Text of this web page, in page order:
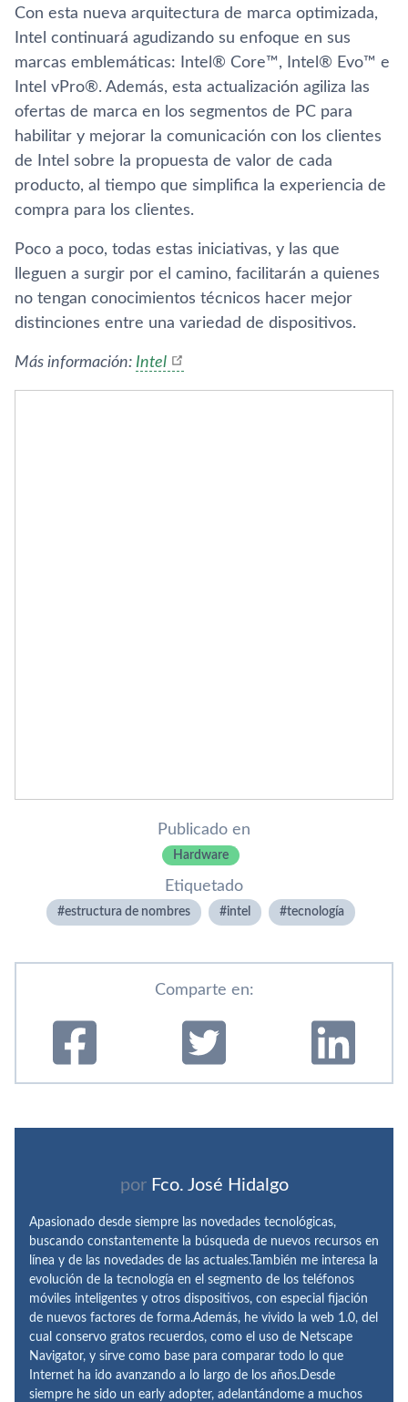
Con esta nueva arquitectura de marca optimizada,
Intel continuará agudizando su enfoque en sus
marcas emblemáticas: Intel® Core™, Intel® Evo™ e
Intel vPro®. Además, esta actualización agiliza las
ofertas de marca en los segmentos de PC para
habilitar y mejorar la comunicación con los clientes
de Intel sobre la propuesta de valor de cada
producto, al tiempo que simplifica la experiencia de
compra para los clientes.
Poco a poco, todas estas iniciativas, y las que
lleguen a surgir por el camino, facilitarán a quienes
no tengan conocimientos técnicos hacer mejor
distinciones entre una variedad de dispositivos.
Más información: Intel
Publicado en
Hardware
Etiquetado
estructura de nombres intel tecnologí­a
Comparte en:
por Fco. José Hidalgo
Apasionado desde siempre las novedades tecnológicas,
buscando constantemente la búsqueda de nuevos recursos en
línea y de las novedades de las actuales.También me interesa la
evolución de la tecnología en el segmento de los teléfonos
móviles inteligentes y otros dispositivos, con especial fijación
de nuevos factores de forma.Además, he vivido la web 1.0, del
cual conservo gratos recuerdos, como el uso de Netscape
Navigator, y sirve como base para comparar todo lo que
Internet ha ido avanzando a lo largo de los años.Desde
siempre he sido un early adopter, adelantándome a muchos